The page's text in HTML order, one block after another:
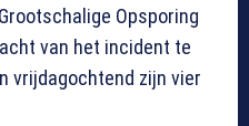
Opsporing
van het incident te
vrijdagochtend zijn vier